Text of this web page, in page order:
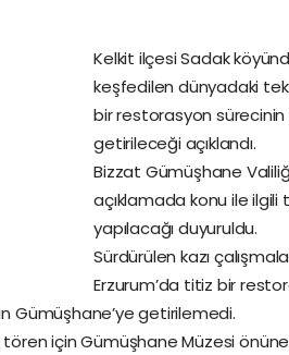
Kelkit ilçesi Sadak
keşfedilen dünyadaki
bir restorasyon sürecinin
getirileceği açıklandı.
Bizzat Gümüşhane
açıklamada konu ile ilgili
yapılacağı duyuruldu.
Sürdürülen kazı
Erzurum’da titiz bir
Gümüşhane’ye getirilemedi.
için Gümüşhane Müzesi